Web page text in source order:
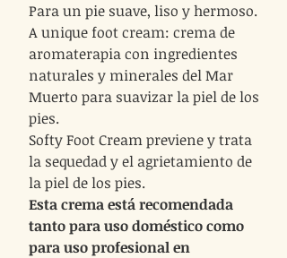
Para un pie suave, liso y hermoso.
A unique foot cream: crema de
aromaterapia con ingredientes
naturales y minerales del Mar
Muerto para suavizar la piel de los
pies.
Softy Foot Cream previene y trata
la sequedad y el agrietamiento de
la piel de los pies.
Esta crema está recomendada
tanto para uso doméstico como
para uso profesional en